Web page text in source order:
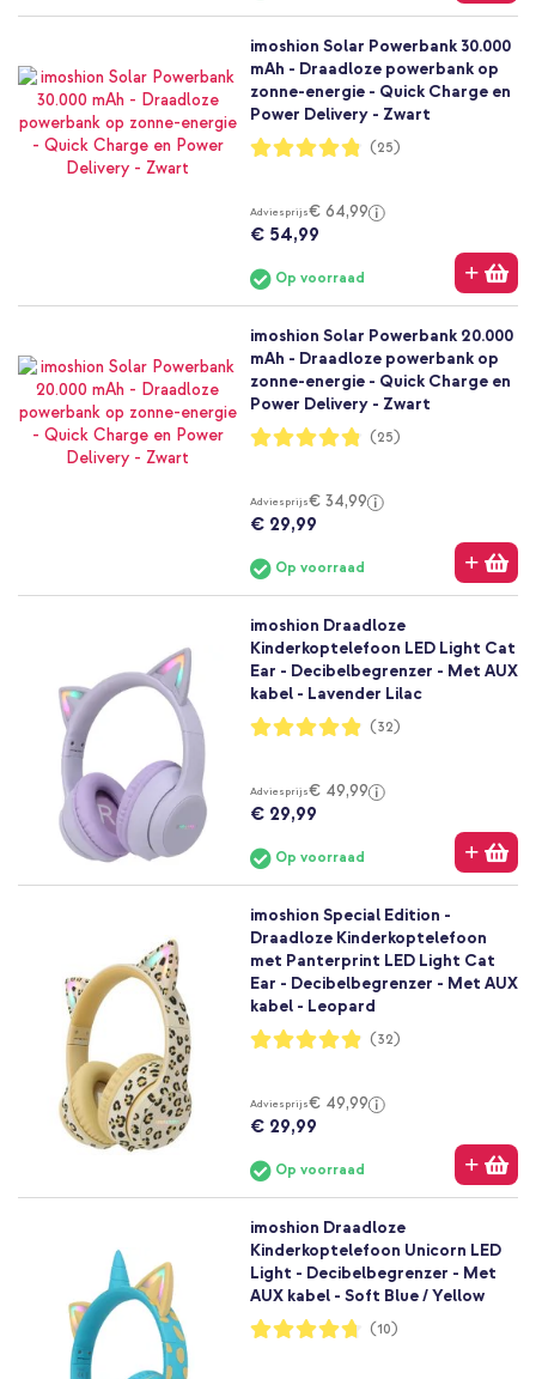
imoshion Solar Powerbank 30.000
mAh - Draadloze powerbank op
zonne-energie - Quick Charge en
Power Delivery - Zwart
Waardering:
96%
(25)
Adviesprijs€ 64,99
€ 54,99
Op voorraad
imoshion Solar Powerbank 20.000
mAh - Draadloze powerbank op
zonne-energie - Quick Charge en
Power Delivery - Zwart
Waardering:
96%
(25)
Adviesprijs€ 34,99
€ 29,99
Op voorraad
imoshion Draadloze
Kinderkoptelefoon LED Light Cat
Ear - Decibelbegrenzer - Met AUX
kabel - Lavender Lilac
Waardering:
97%
(32)
Adviesprijs€ 49,99
€ 29,99
Op voorraad
imoshion Special Edition -
Draadloze Kinderkoptelefoon
met Panterprint LED Light Cat
Ear - Decibelbegrenzer - Met AUX
kabel - Leopard
Waardering:
97%
(32)
Adviesprijs€ 49,99
€ 29,99
Op voorraad
imoshion Draadloze
Kinderkoptelefoon Unicorn LED
Light - Decibelbegrenzer - Met
AUX kabel - Soft Blue / Yellow
Waardering:
94%
(10)